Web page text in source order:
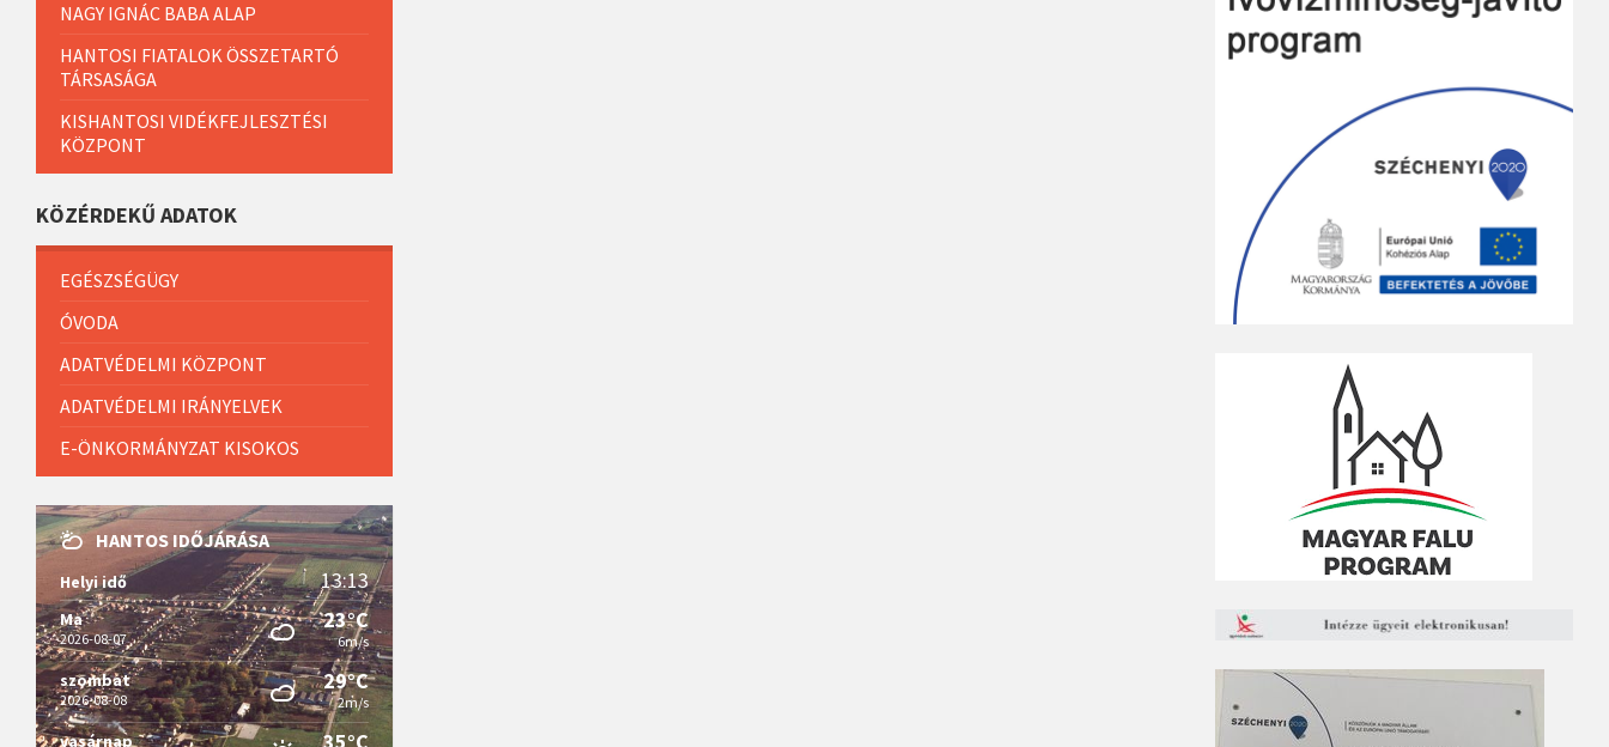
NAGY IGNÁC BABA ALAP
HANTOSI FIATALOK ÖSSZETARTÓ
TÁRSASÁGA
KISHANTOSI VIDÉKFEJLESZTÉSI
KÖZPONT
KÖZÉRDEKŰ ADATOK
EGÉSZSÉGÜGY
ÓVODA
ADATVÉDELMI KÖZPONT
ADATVÉDELMI IRÁNYELVEK
E-ÖNKORMÁNYZAT KISOKOS
HANTOS IDŐJÁRÁSA
Helyi idő 13:13
Ma
2026-08-07
23°C
6m/s
szombat
2026-08-08
29°C
2m/s
vasárnap 35°C